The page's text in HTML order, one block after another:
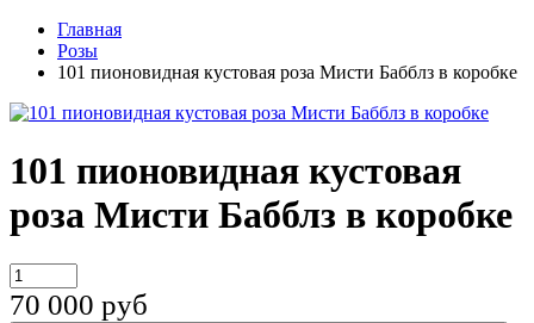
Главная
Розы
101 пионовидная кустовая роза Мисти Бабблз в коробке
101 пионовидная кустовая
роза Мисти Бабблз в коробке
70 000 руб